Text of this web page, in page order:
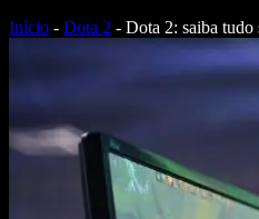
Início - Dota 2 - Dota 2: saiba